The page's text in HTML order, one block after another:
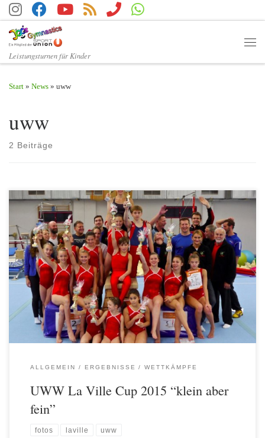
Zum Inhalt springen
Leistungsturnen für Kinder
Start » News » uww
uww
2 Beiträge
Am 27.09.2015 fand der erste Wettkampf im Leistungszentrum La
Ville statt. Der 1. Union West-Wien La Ville Nachwuchscup 2015
Durch den frühen Saisonstart und der dadurch entstandenen
ungenügenden Vorbereitungszeit der Athleten, meldeten leider nur
wenige Vereine ihre Aktiven zu diesem neu ins Leben gerufenen
hochwertigen Kür-Wettkampf für Nachwuchsturnerinnen und
Nachwuchsturner in Österreich an. Dazu kamen noch […]
ALLGEMEIN ERGEBNISSE WETTKÄMPFE
UWW La Ville Cup 2015 “klein aber
fein”
fotos laville uww